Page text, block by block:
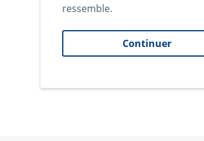
ressemble.
Continuer